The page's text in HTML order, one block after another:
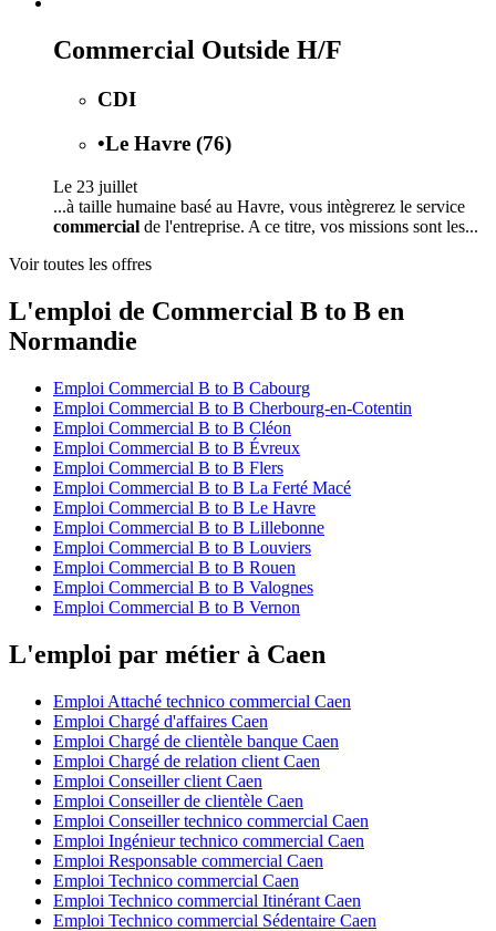
Commercial Outside H/F
CDI
•Le Havre (76)
Le 23 juillet
...à taille humaine basé au Havre, vous intègrerez le service
commercial de l'entreprise. A ce titre, vos missions sont les...
Voir toutes les offres
L'emploi de Commercial B to B en
Normandie
Emploi Commercial B to B Cabourg
Emploi Commercial B to B Cherbourg-en-Cotentin
Emploi Commercial B to B Cléon
Emploi Commercial B to B Évreux
Emploi Commercial B to B Flers
Emploi Commercial B to B La Ferté Macé
Emploi Commercial B to B Le Havre
Emploi Commercial B to B Lillebonne
Emploi Commercial B to B Louviers
Emploi Commercial B to B Rouen
Emploi Commercial B to B Valognes
Emploi Commercial B to B Vernon
L'emploi par métier à Caen
Emploi Attaché technico commercial Caen
Emploi Chargé d'affaires Caen
Emploi Chargé de clientèle banque Caen
Emploi Chargé de relation client Caen
Emploi Conseiller client Caen
Emploi Conseiller de clientèle Caen
Emploi Conseiller technico commercial Caen
Emploi Ingénieur technico commercial Caen
Emploi Responsable commercial Caen
Emploi Technico commercial Caen
Emploi Technico commercial Itinérant Caen
Emploi Technico commercial Sédentaire Caen